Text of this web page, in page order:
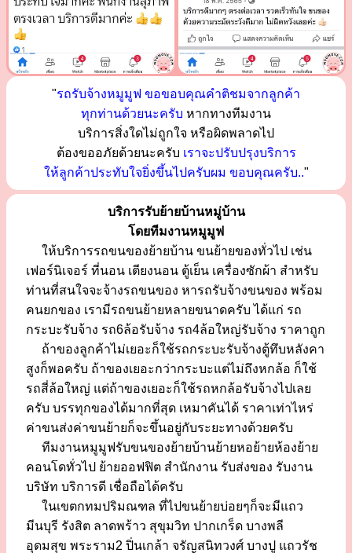
"รถรับจ้างหมูมูฟ ขอขอบคุณคำติชมจากลูกค้า
ทุกท่านด้วยนะครับ หากทางทีมงาน
บริการสิ่งใดไม่ถูกใจ หรือผิดพลาดไป
ต้องขออภัยด้วยนะครับ เราจะปรับปรุงบริการ
ให้ลูกค้าประทับใจยิ่งขึ้นไปครับผม ขอบคุณครับ.."
บริการรับย้ายบ้านหมู่บ้าน
โดยทีมงานหมูมูฟ
ให้บริการรถขนของย้ายบ้าน ขนย้ายของทั่วไป เช่น
เฟอร์นิเจอร์ ที่นอน เตียงนอน ตู้เย็น เครื่องซักผ้า สำหรับ
ท่านที่สนใจจะจ้างรถขนของ หารถรับจ้างขนของ พร้อม
คนยกของ เรามีรถขนย้ายหลายขนาดครับ ได้แก่ รถ
กระบะรับจ้าง รถ6ล้อรับจ้าง รถ4ล้อใหญ่รับจ้าง ราคาถูก
ถ้าของลูกค้าไม่เยอะก็ใช้รถกระบะรับจ้างตู้ทึบหลังคา
สูงก็พอครับ ถ้าของเยอะกว่ากระบะแต่ไม่ถึงหกล้อ ก็ใช้
รถสี่ล้อใหญ่ แต่ถ้าของเยอะก็ใช้รถหกล้อรับจ้างไปเลย
ครับ บรรทุกของได้มากที่สุด เหมาคันได้ ราคาเท่าไหร่
ค่าขนส่งค่าขนย้ายก็จะขึ้นอยู่กับระยะทางด้วยครับ
ทีมงานหมูมูฟรับขนของย้ายบ้านย้ายหอย้ายห้องย้าย
คอนโดทั่วไป ย้ายออฟฟิต สำนักงาน รับส่งของ รับงาน
บริษัท บริการดี เชื่อถือได้ครับ
ในเขตกทมปริมณฑล ที่ไปขนย้ายบ่อยๆก็จะมีแถว
มีนบุรี รังสิต ลาดพร้าว สุขุมวิท ปากเกร็ด บางพลี
อุดมสุข พระราม2 ปิ่นเกล้า จรัญสนิทวงศ์ บางปู แถวรัช